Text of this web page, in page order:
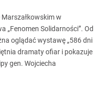
w
„Fenomen Solidarności”. Od
oglądać wystawę „586 dni
dramaty ofiar i pokazuje
gen. Wojciecha